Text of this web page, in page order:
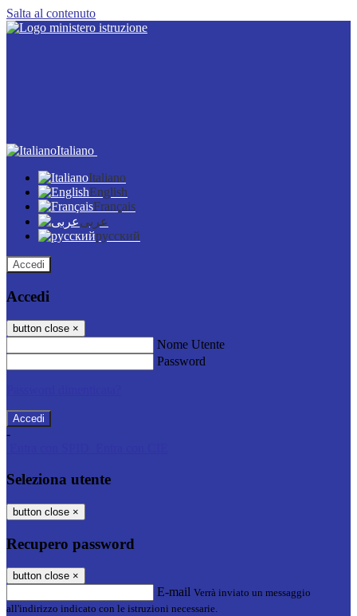
Salta al contenuto
Italiano
Italiano
English
Français
عربى
русский
Accedi
Accedi
button close ×
Nome Utente
Password
-
Seleziona utente
button close ×
Recupero password
button close ×
E-mail Verrà inviato un messaggio
all'indirizzo indicato con le istruzioni necessarie.